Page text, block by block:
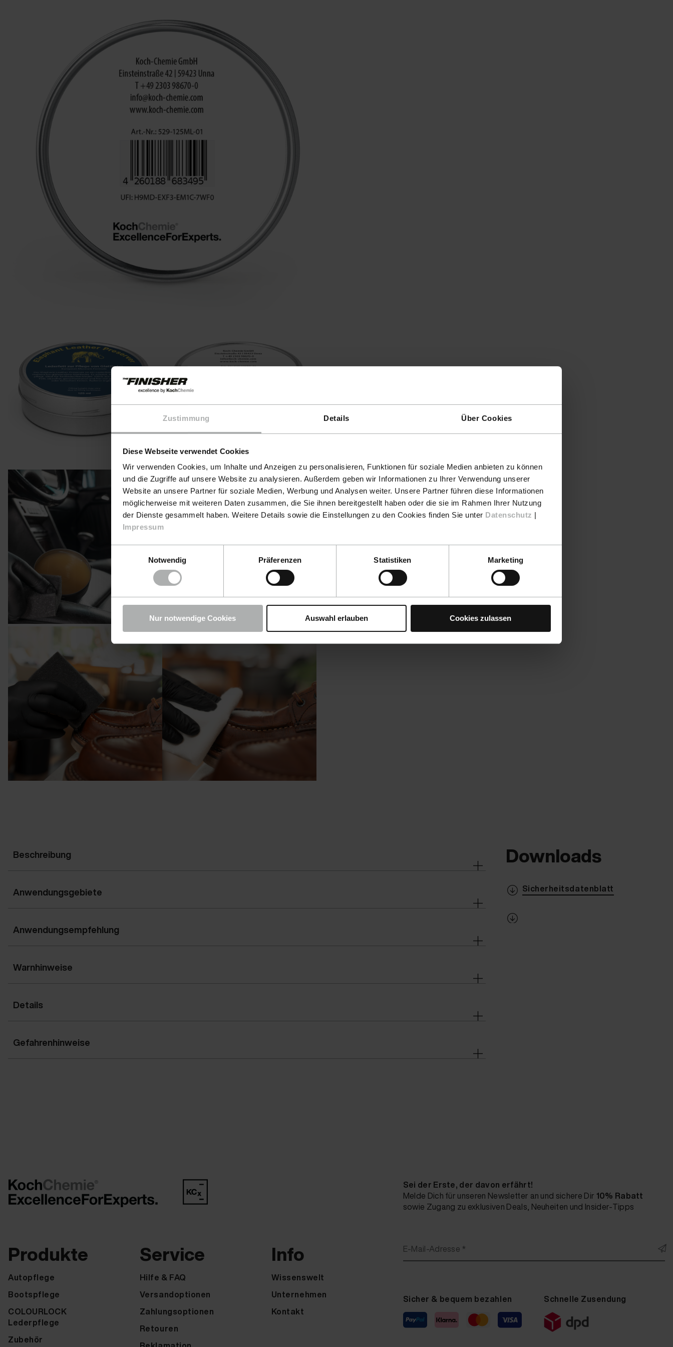
Zustimmung Details Über Cookies
Diese Webseite verwendet Cookies
Wir verwenden Cookies, um Inhalte und Anzeigen zu personalisieren, Funktionen für soziale Medien anbieten zu können
und die Zugriffe auf unsere Website zu analysieren. Außerdem geben wir Informationen zu Ihrer Verwendung unserer
Website an unsere Partner für soziale Medien, Werbung und Analysen weiter. Unsere Partner führen diese Informationen
möglicherweise mit weiteren Daten zusammen, die Sie ihnen bereitgestellt haben oder die sie im Rahmen Ihrer Nutzung
der Dienste gesammelt haben. Weitere Details sowie die Einstellungen zu den Cookies finden Sie unter Datenschutz |
Impressum
Notwendig
Präferenzen Statistiken Marketing
Nur notwendige Cookies Auswahl erlauben Cookies zulassen
Beschreibung
Anwendungsgebiete
Anwendungsempfehlung
Warnhinweise
Details
Gefahrenhinweise
Downloads
Sicherheitsdatenblatt
Produkte
Autopflege
Bootspflege
COLOURLOCK
Lederpflege
Zubehör
Service
Hilfe & FAQ
Versandoptionen
Zahlungsoptionen
Retouren
Info
Wissenswelt
Unternehmen
Kontakt
Sei der Erste, der davon erfährt!
Melde Dich für unseren Newsletter an und sichere Dir 10% Rabatt
sowie Zugang zu exklusiven Deals, Neuheiten und Insider-Tipps
E-Mail-Adresse *
Sicher & bequem bezahlen Schnelle Zusendung